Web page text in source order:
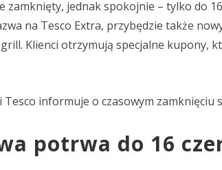
zamknięty, jednak spokojnie – tylko do
na Tesco Extra, przybędzie także
Klienci otrzymują specjalne kupony,
informuje o czasowym zamknięciu
potrwa do 16